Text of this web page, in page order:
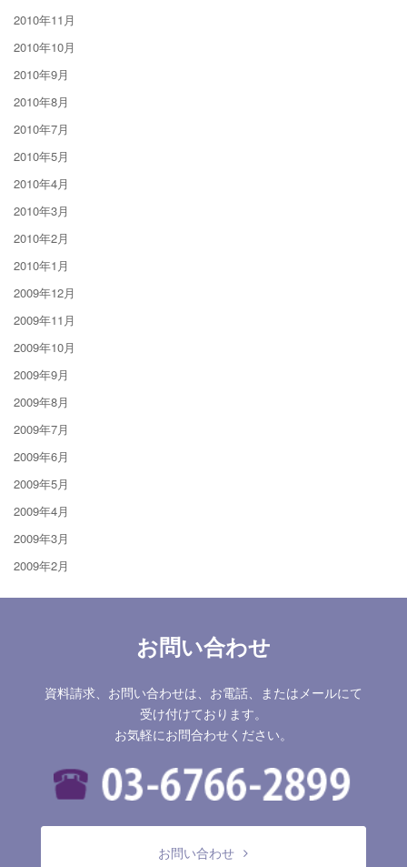
2010年11月
2010年10月
2010年9月
2010年8月
2010年7月
2010年5月
2010年4月
2010年3月
2010年2月
2010年1月
2009年12月
2009年11月
2009年10月
2009年9月
2009年8月
2009年7月
2009年6月
2009年5月
2009年4月
2009年3月
2009年2月
お問い合わせ
資料請求、お問い合わせは、お電話、またはメールにて
受け付けております。
お気軽にお問合わせください。
お問い合わせ